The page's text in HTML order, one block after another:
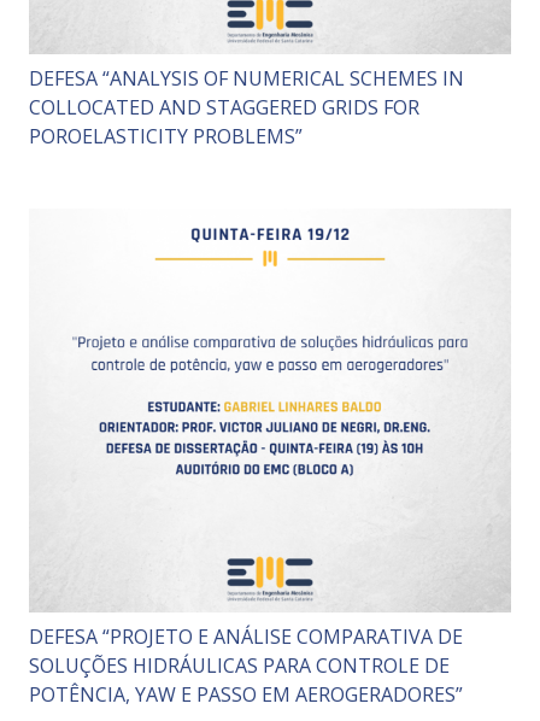
DEFESA “ANALYSIS OF NUMERICAL SCHEMES IN
COLLOCATED AND STAGGERED GRIDS FOR
POROELASTICITY PROBLEMS”
DEFESA “PROJETO E ANÁLISE COMPARATIVA DE
SOLUÇÕES HIDRÁULICAS PARA CONTROLE DE
POTÊNCIA, YAW E PASSO EM AEROGERADORES”